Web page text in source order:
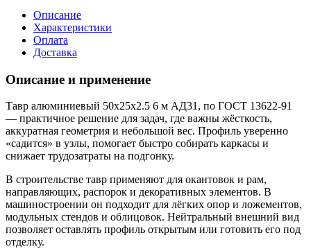
Описание
Характеристики
Оплата
Доставка
Описание и применение
Тавр алюминиевый 50х25х2.5 6 м АД31, по ГОСТ 13622-91
— практичное решение для задач, где важны жёсткость,
аккуратная геометрия и небольшой вес. Профиль уверенно
«садится» в узлы, помогает быстро собирать каркасы и
снижает трудозатраты на подгонку.
В строительстве тавр применяют для окантовок и рам,
направляющих, распорок и декоративных элементов. В
машиностроении он подходит для лёгких опор и ложементов,
модульных стендов и облицовок. Нейтральный внешний вид
позволяет оставлять профиль открытым или готовить его под
отделку.